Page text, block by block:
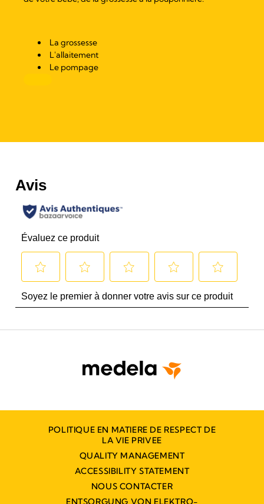
La grossesse
L'allaitement
Le pompage
POLITIQUE EN MATIERE DE RESPECT DE
LA VIE PRIVEE
QUALITY MANAGEMENT
ACCESSIBILITY STATEMENT
NOUS CONTACTER
ENTSORGUNG VON ELEKTRO-